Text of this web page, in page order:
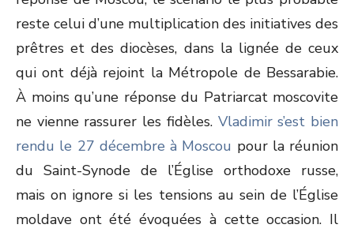
reste celui d’une multiplication des initiatives des
prêtres et des diocèses, dans la lignée de ceux
qui ont déjà rejoint la Métropole de Bessarabie.
À moins qu’une réponse du Patriarcat moscovite
ne vienne rassurer les fidèles. Vladimir s’est bien
rendu le 27 décembre à Moscou pour la réunion
du Saint-Synode de l’Église orthodoxe russe,
mais on ignore si les tensions au sein de l’Église
moldave ont été évoquées à cette occasion. Il